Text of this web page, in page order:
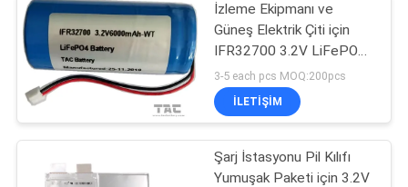
İzleme Ekipmanı ve
Güneş Elektrik Çiti için
IFR32700 3.2V LiFePO4
Pil
3-5 each pcs MOQ:200pcs
İLETIŞIM
Şarj İstasyonu Pil Kılıfı
Yumuşak Paketi için 3.2V